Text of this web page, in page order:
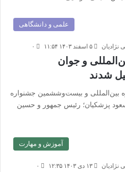
علمی و دانشگاهی
۵ اسفند ۱۴۰۳ ۱۱:۵۴ ۰
و جوان
شدند
بین‌المللی و بیست‌وششمین جشنواره
پزشکیان؛ رئیس جمهور و حسین
آموزش و مهارت
۱۳ دی ۱۴۰۳ ۱۲:۳۵ ۰